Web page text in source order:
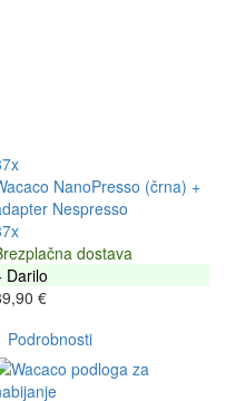
NanoPresso (črna) +
Nespresso
dostava
Darilo
€
Podrobnosti